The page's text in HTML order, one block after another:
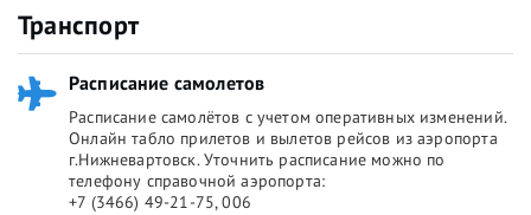
Транспорт
Расписание самолетов
Расписание самолётов с учетом оперативных изменений.
Онлайн табло прилетов и вылетов рейсов из аэропорта
г.Нижневартовск. Уточнить расписание можно по
телефону справочной аэропорта:
+7 (3466) 49-21-75, 006